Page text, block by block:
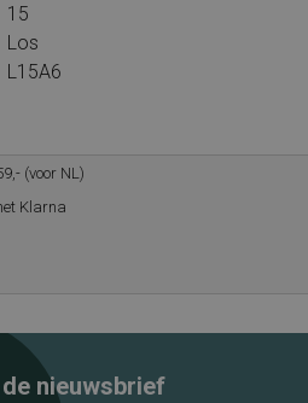
15
Los
L15A6
(voor NL)
Klarna
nieuwsbrief